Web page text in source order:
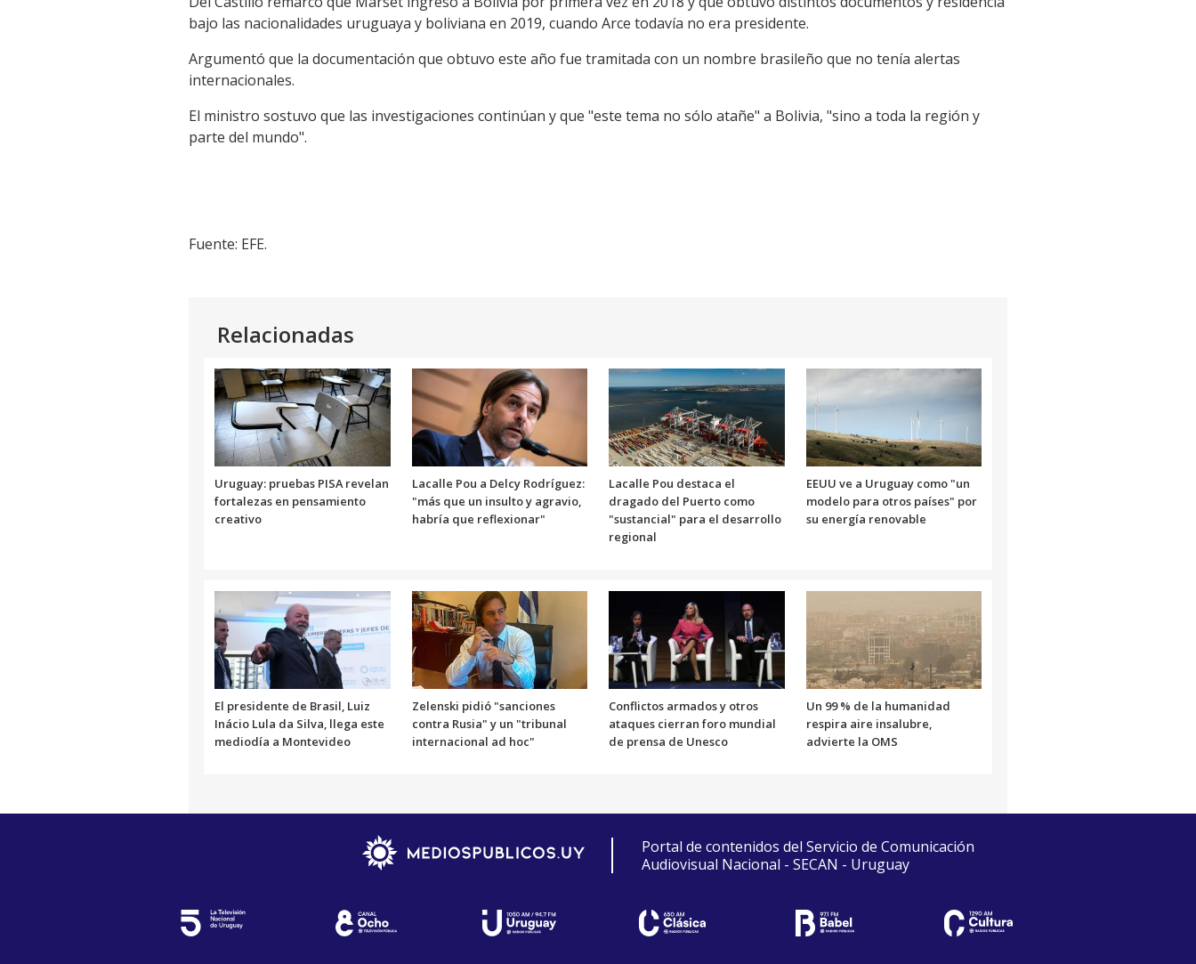
bajo las nacionalidades uruguaya y boliviana en 2019, cuando Arce todavía no era presidente.
Argumentó que la documentación que obtuvo este año fue tramitada con un nombre brasileño que no tenía alertas
internacionales.
El ministro sostuvo que las investigaciones continúan y que "este tema no sólo atañe" a Bolivia, "sino a toda la región y
parte del mundo".
Fuente: EFE.
Relacionadas
Uruguay: pruebas PISA revelan
fortalezas en pensamiento
creativo
Lacalle Pou a Delcy Rodríguez:
"más que un insulto y agravio,
habría que reflexionar"
Lacalle Pou destaca el
dragado del Puerto como
"sustancial" para el desarrollo
regional
EEUU ve a Uruguay como "un
modelo para otros países" por
su energía renovable
El presidente de Brasil, Luiz
Inácio Lula da Silva, llega este
mediodía a Montevideo
Zelenski pidió "sanciones
contra Rusia" y un "tribunal
internacional ad hoc"
Conflictos armados y otros
ataques cierran foro mundial
de prensa de Unesco
Un 99 % de la humanidad
respira aire insalubre,
advierte la OMS
Portal de contenidos del Servicio de Comunicación
Audiovisual Nacional - SECAN - Uruguay